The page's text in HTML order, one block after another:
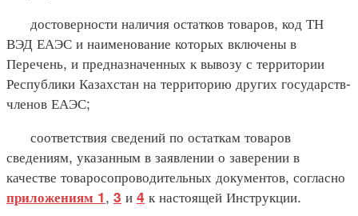
достоверности наличия остатков товаров, код ТН
ВЭД ЕАЭС и наименование которых включены в
Перечень, и предназначенных к вывозу с территории
Республики Казахстан на территорию других государств-
членов ЕАЭС;
соответствия сведений по остаткам товаров
сведениям, указанным в заявлении о заверении в
качестве товаросопроводительных документов, согласно
приложениям 1, 3 и 4 к настоящей Инструкции.